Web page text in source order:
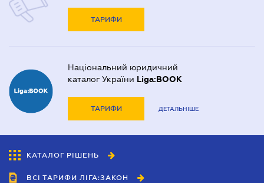
ТАРИФИ
Національний юридичний
каталог України Liga:BOOK
ТАРИФИ ДЕТАЛЬНІШЕ
КАТАЛОГ РІШЕНЬ
ВСІ ТАРИФИ ЛІГА:ЗАКОН